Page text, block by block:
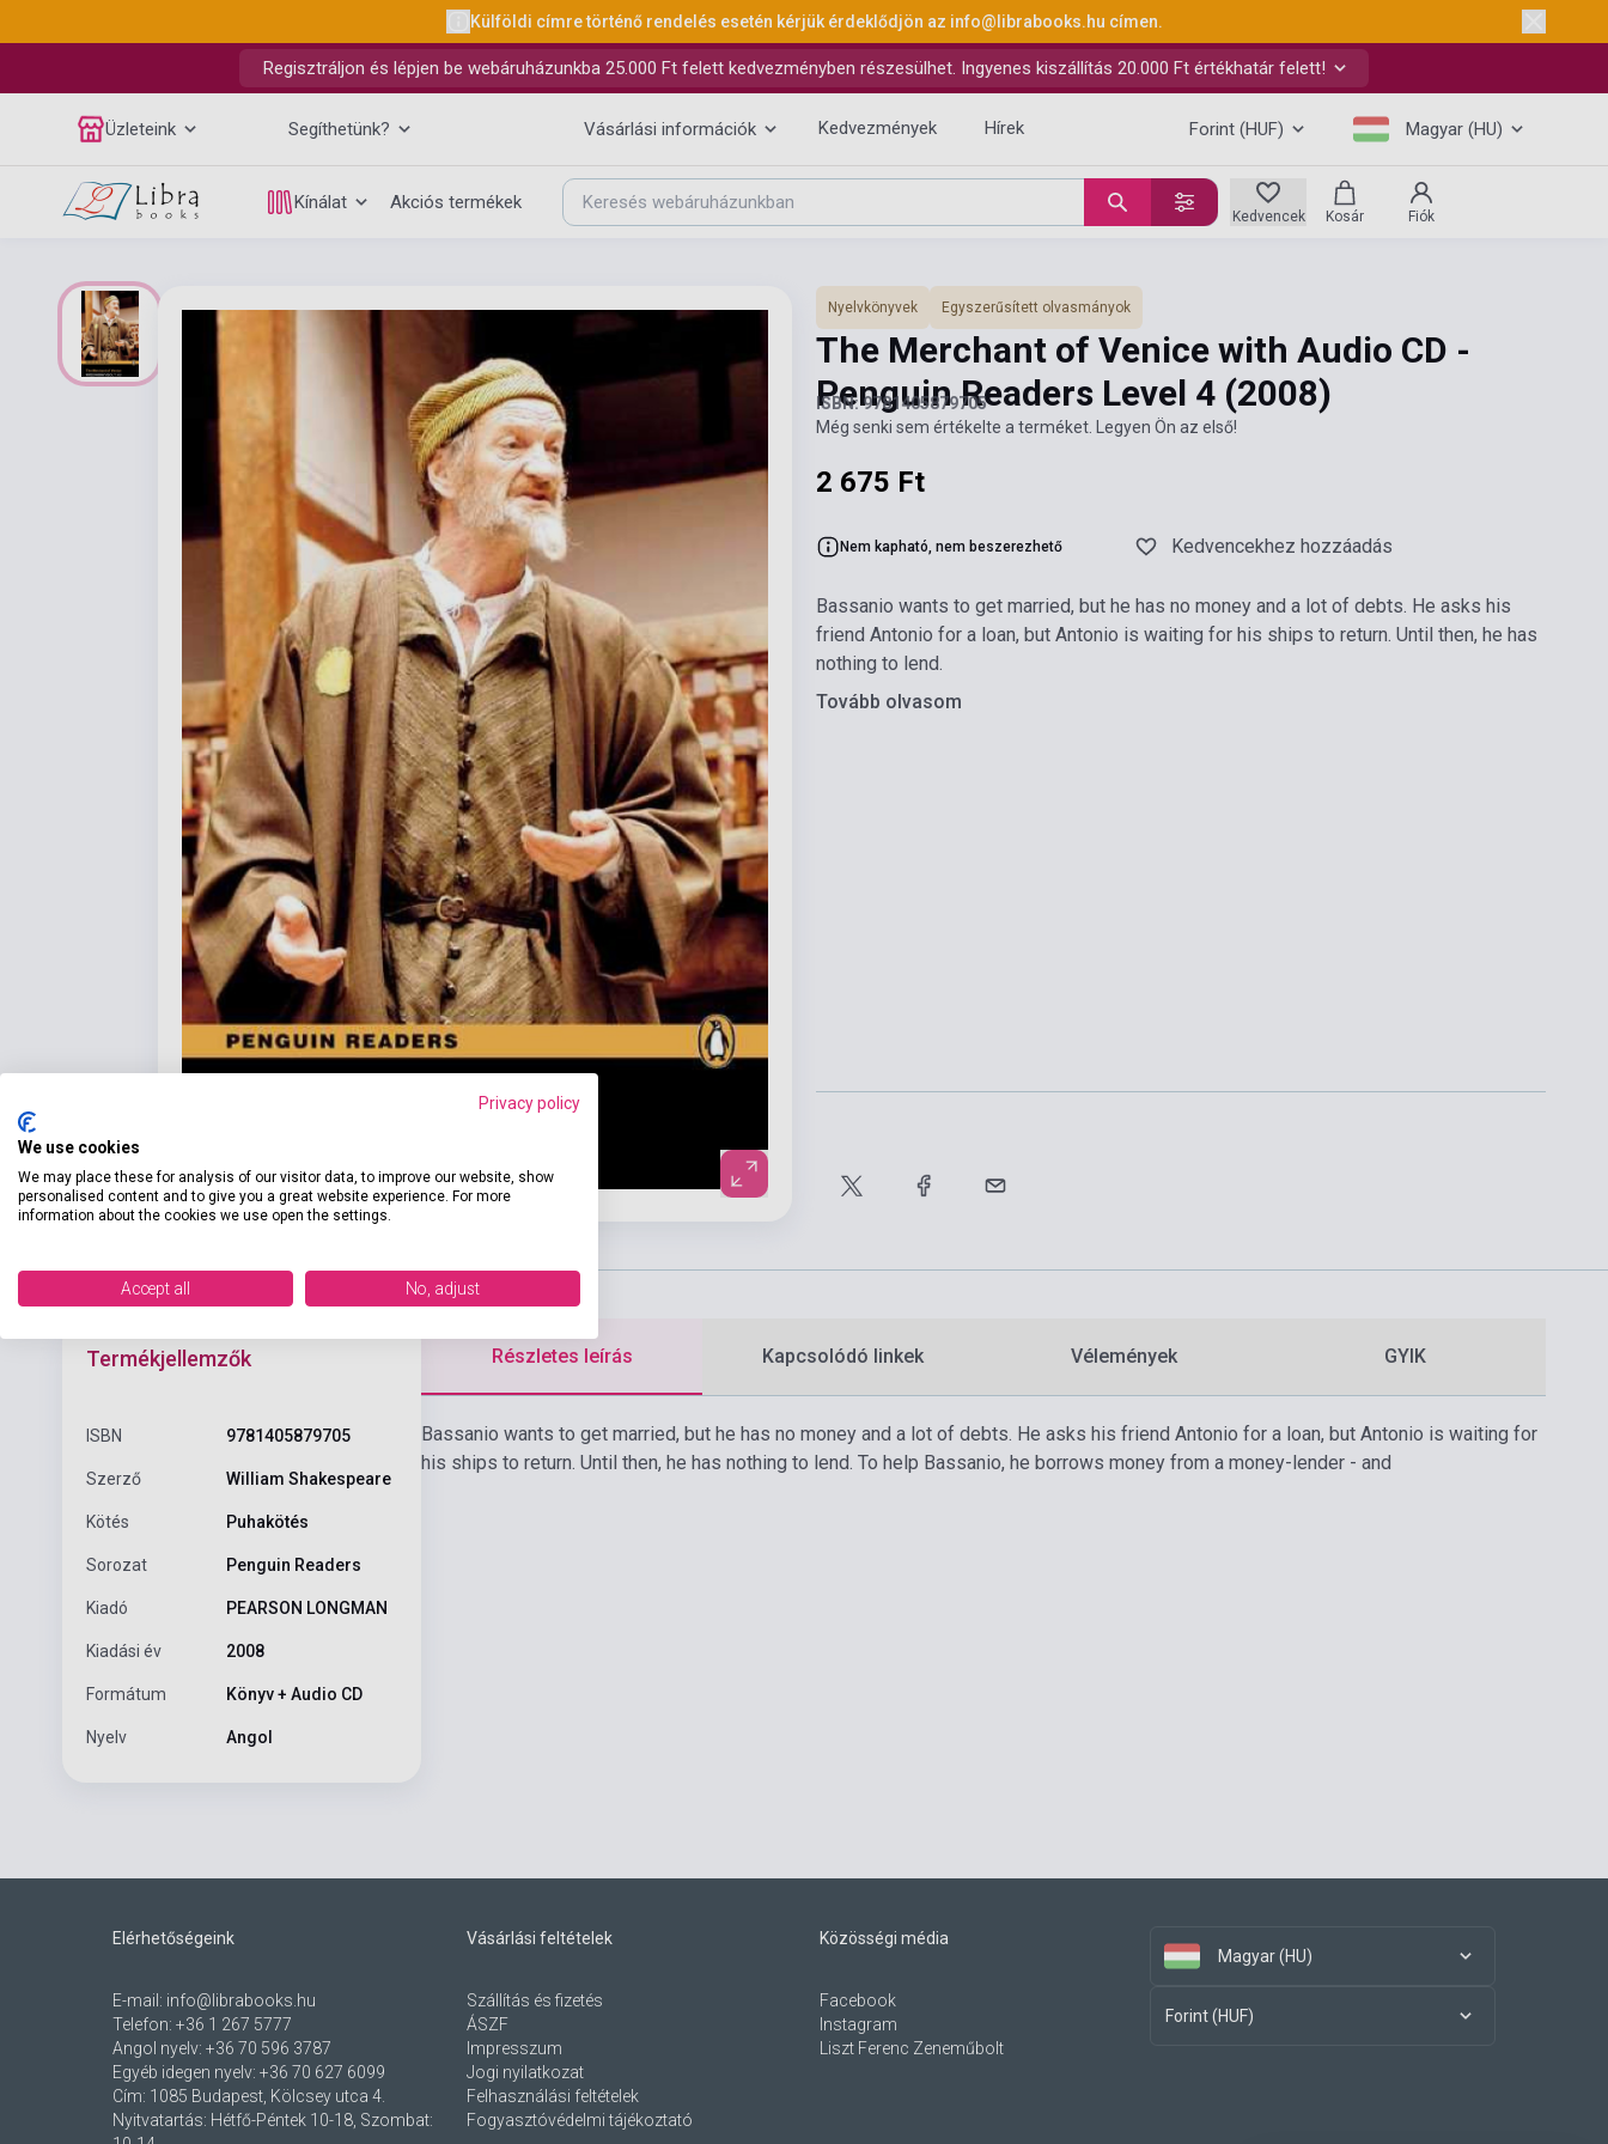
Külföldi címre történő rendelés esetén kérjük érdeklődjön az info@librabooks.hu címen.
Regisztráljon és lépjen be webáruházunkba 25.000 Ft felett kedvezményben részesülhet. Ingyenes kiszállítás 20.000 Ft értékhatár felett!
Üzleteink Segíthetünk? Vásárlási információk Kedvezmények Hírek Forint (HUF) Magyar (HU)
Kínálat Akciós termékek
Kedvencek Kosár Fiók
Nyelvkönyvek Egyszerűsített olvasmányok
The Merchant of Venice with Audio CD -
Penguin Readers Level 4 (2008)
ISBN: 9781405879705
Még senki sem értékelte a terméket. Legyen Ön az első!
2 675 Ft
Nem kapható, nem beszerezhető Kedvencekhez hozzáadás
Bassanio wants to get married, but he has no money and a lot of debts. He asks his
friend Antonio for a loan, but Antonio is waiting for his ships to return. Until then, he has
nothing to lend.
Tovább olvasom
Termékjellemzők
ISBN 9781405879705
Szerző William Shakespeare
Kötés Puhakötés
Sorozat Penguin Readers
Kiadó PEARSON LONGMAN
Kiadási év 2008
Formátum Könyv + Audio CD
Nyelv Angol
Részletes leírás Kapcsolódó linkek Vélemények GYIK
Bassanio wants to get married, but he has no money and a lot of debts. He asks his friend Antonio for a loan, but Antonio is waiting for
his ships to return. Until then, he has nothing to lend. To help Bassanio, he borrows money from a money-lender - and
Elérhetőségeink
E-mail: info@librabooks.hu
Telefon: +36 1 267 5777
Angol nyelv: +36 70 596 3787
Egyéb idegen nyelv: +36 70 627 6099
Cím: 1085 Budapest, Kölcsey utca 4.
Nyitvatartás: Hétfő-Péntek 10-18, Szombat:
Vásárlási feltételek
Szállítás és fizetés
ÁSZF
Impresszum
Jogi nyilatkozat
Felhasználási feltételek
Fogyasztóvédelmi tájékoztató
Közösségi média
Facebook
Instagram
Liszt Ferenc Zeneműbolt
Magyar (HU)
Forint (HUF)
Privacy policy
We use cookies
We may place these for analysis of our visitor data, to improve our website, show
personalised content and to give you a great website experience. For more
information about the cookies we use open the settings.
Accept all No, adjust